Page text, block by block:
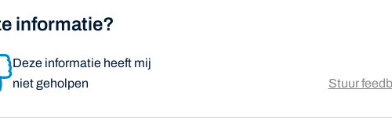
informatie?
Deze informatie heeft mij
niet geholpen
Stuur